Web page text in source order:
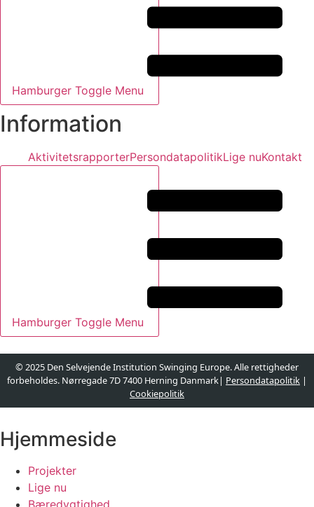
Hamburger Toggle Menu
Information
AktivitetsrapporterPersondatapolitikLige nuKontakt
Hamburger Toggle Menu
© 2025 Den Selvejende Institution Swinging Europe. Alle rettigheder
forbeholdes. Nørregade 7D 7400 Herning Danmark| Persondatapolitik |
Cookiepolitik
Hjemmeside
Projekter
Lige nu
Bæredygtighed